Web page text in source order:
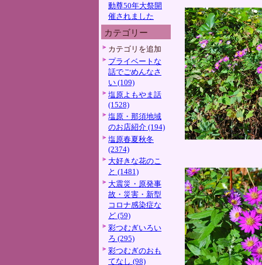
動尊50年大祭開
催されました
カテゴリー
カテゴリを追加
プライベートな
話でごめんなさ
い (109)
塩原よもやま話
(1528)
塩原・那須地域
のお店紹介 (194)
塩原春夏秋冬
(2374)
大好きな花のこ
と (1481)
大震災・原発事
故・災害・新型
コロナ感染症な
ど (59)
彩つむぎいろい
ろ (295)
彩つむぎのおも
てなし (98)